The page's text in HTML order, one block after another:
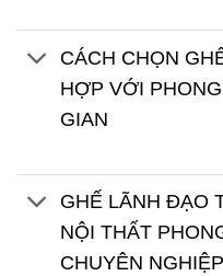
CÁCH CHỌN
HỢP VỚI
GIAN
GHẾ LÃNH ĐẠO
NỘI THẤT
CHUYÊN